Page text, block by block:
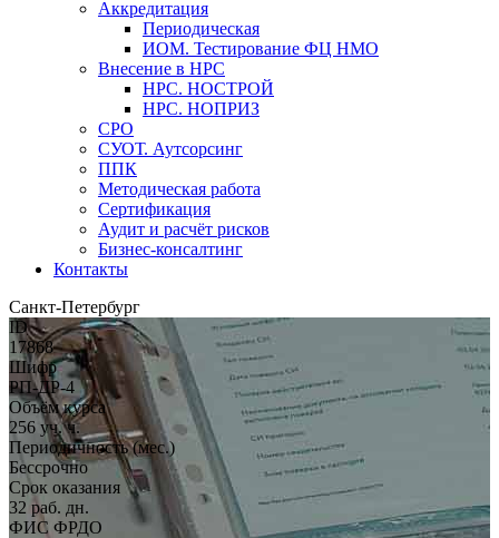
Аккредитация
Периодическая
ИОМ. Тестирование ФЦ НМО
Внесение в НРС
НРС. НОСТРОЙ
НРС. НОПРИЗ
СРО
СУОТ. Аутсорсинг
ППК
Методическая работа
Сертификация
Аудит и расчёт рисков
Бизнес-консалтинг
Контакты
Санкт-Петербург
ID
17868
Шифр
РП-ДР-4
Объём курса
256 уч. ч.
Периодичность (мес.)
Бессрочно
Срок оказания
32 раб. дн.
ФИС ФРДО